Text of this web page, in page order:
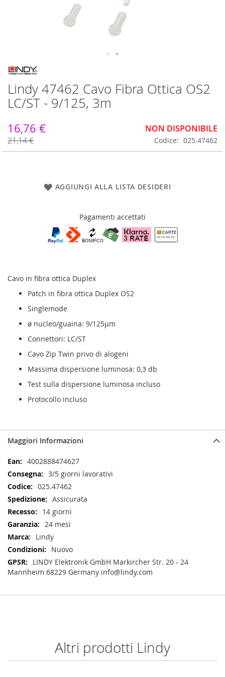
Vai
all'inizio
della
galleria
di
Lindy 47462 Cavo Fibra Ottica OS2
LC/ST - 9/125, 3m
16,76 €
21,14 €
NON DISPONIBILE
Codice 025.47462
AGGIUNGI ALLA LISTA DESIDERI
Pagamenti accettati
Cavo in fibra ottica Duplex
Patch in fibra ottica Duplex OS2
Singlemode
ø nucleo/guaina: 9/125µm
Connettori: LC/ST
Cavo Zip Twin privo di alogeni
Massima dispersione luminosa: 0,3 db
Test sulla dispersione luminosa incluso
Protocollo incluso
Maggiori Informazioni
Maggiori
Informazioni
4002888474627
3/5 giorni lavorativi
025.47462
Assicurata
14 giorni
24 mesi
Lindy
Nuovo
LINDY Elektronik GmbH Markircher Str. 20 - 24
Mannheim 68229 Germany info@lindy.com
Altri prodotti Lindy